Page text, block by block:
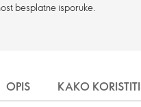
besplatne isporuke.
OPIS KAKO KORISTITI